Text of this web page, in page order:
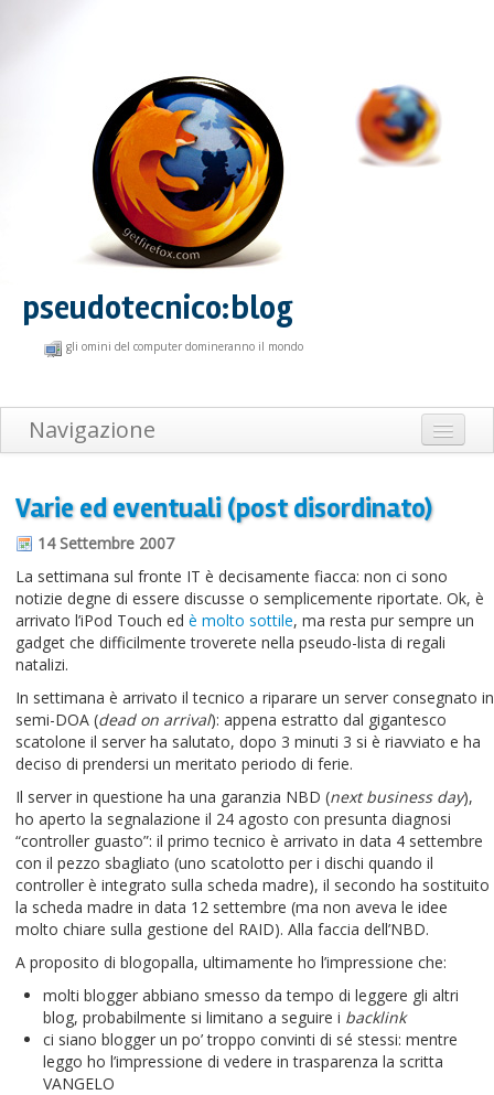
pseudotecnico:blog
gli omini del computer domineranno il mondo
Navigazione
Informazioni sul blog
Varie
Cookie
Varie ed eventuali (post disordinato)
14 Settembre 2007
La settimana sul fronte IT è decisamente fiacca: non ci sono
notizie degne di essere discusse o semplicemente riportate. Ok, è
arrivato l’iPod Touch ed è molto sottile, ma resta pur sempre un
gadget che difficilmente troverete nella pseudo-lista di regali
natalizi.
In settimana è arrivato il tecnico a riparare un server consegnato in
semi-DOA (dead on arrival): appena estratto dal gigantesco
scatolone il server ha salutato, dopo 3 minuti 3 si è riavviato e ha
deciso di prendersi un meritato periodo di ferie.
Il server in questione ha una garanzia NBD (next business day),
ho aperto la segnalazione il 24 agosto con presunta diagnosi
“controller guasto”: il primo tecnico è arrivato in data 4 settembre
con il pezzo sbagliato (uno scatolotto per i dischi quando il
controller è integrato sulla scheda madre), il secondo ha sostituito
la scheda madre in data 12 settembre (ma non aveva le idee
molto chiare sulla gestione del RAID). Alla faccia dell’NBD.
A proposito di blogopalla, ultimamente ho l’impressione che:
molti blogger abbiano smesso da tempo di leggere gli altri
blog, probabilmente si limitano a seguire i backlink
ci siano blogger un po’ troppo convinti di sé stessi: mentre
leggo ho l’impressione di vedere in trasparenza la scritta
VANGELO